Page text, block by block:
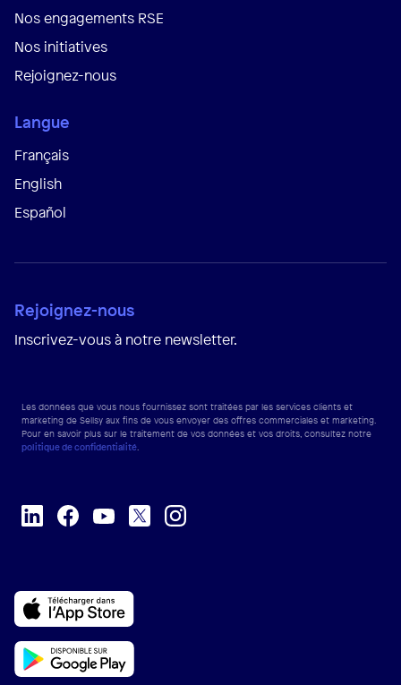
Nos engagements RSE
Nos initiatives
Rejoignez-nous
Langue
Français
English
Español
Rejoignez-nous
Inscrivez-vous à notre newsletter.
Les données que vous nous fournissez sont traitées par les services clients et
marketing de Sellsy aux fins de vous envoyer des offres commerciales et marketing.
Pour en savoir plus sur le traitement de vos données et vos droits, consultez notre
politique de confidentialité.